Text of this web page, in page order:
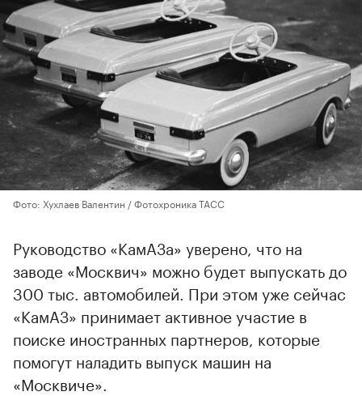
Фото: Хухлаев Валентин / Фотохроника ТАСС
Руководство «КамАЗа» уверено, что на
заводе «Москвич» можно будет выпускать до
300 тыс. автомобилей. При этом уже сейчас
«КамАЗ» принимает активное участие в
поиске иностранных партнеров, которые
помогут наладить выпуск машин на
«Москвиче».